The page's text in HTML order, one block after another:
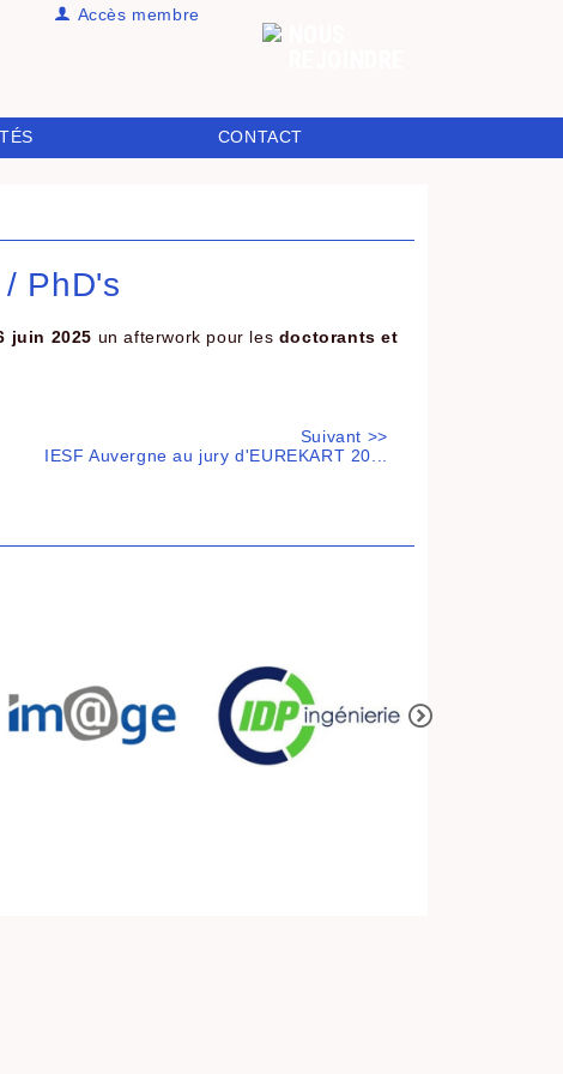
Accès membre
CONTACT
PhD's
juin 2025 un afterwork pour les doctorants et
Suivant >>
IESF Auvergne au jury d'EUREKART 20...